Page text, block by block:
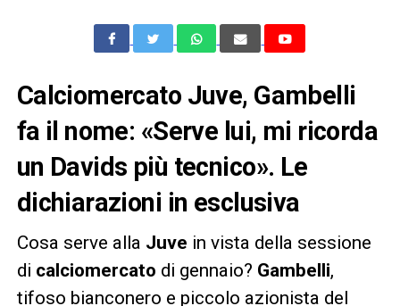
Calciomercato Juve, Gambelli
fa il nome: «Serve lui, mi ricorda
un Davids più tecnico». Le
dichiarazioni in esclusiva
Cosa serve alla Juve in vista della sessione
di calciomercato di gennaio? Gambelli,
tifoso bianconero e piccolo azionista del